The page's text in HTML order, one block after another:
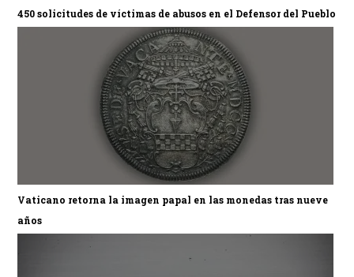
450 solicitudes de víctimas de abusos en el Defensor del Pueblo
Vaticano retorna la imagen papal en las monedas tras nueve
años